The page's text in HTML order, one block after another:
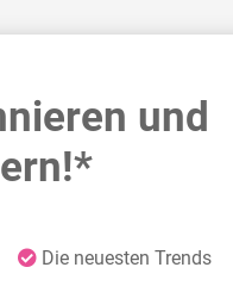
und
Die neuesten Trends